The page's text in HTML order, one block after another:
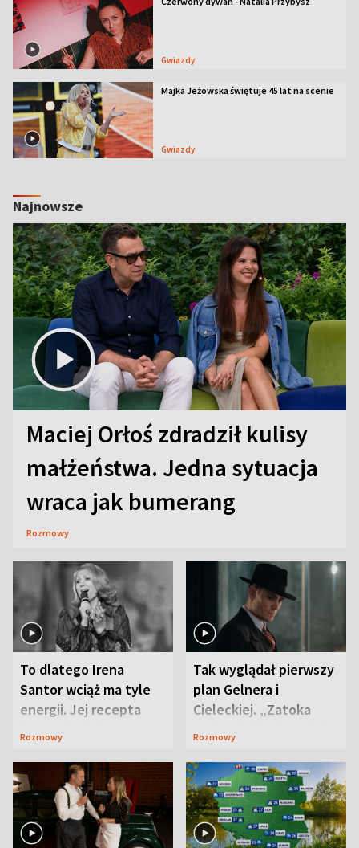
Gwiazdy
Majka Jeżowska świętuje 45 lat na scenie
Gwiazdy
Najnowsze
Maciej Orłoś zdradził kulisy
małżeństwa. Jedna sytuacja
wraca jak bumerang
Rozmowy
To dlatego Irena
Santor wciąż ma tyle
energii. Jej recepta
jest zaskakująco
Rozmowy
Tak wyglądał pierwszy
plan Gelnera i
Cieleckiej. „Zatoka
szpiegów” od razu ich
Rozmowy